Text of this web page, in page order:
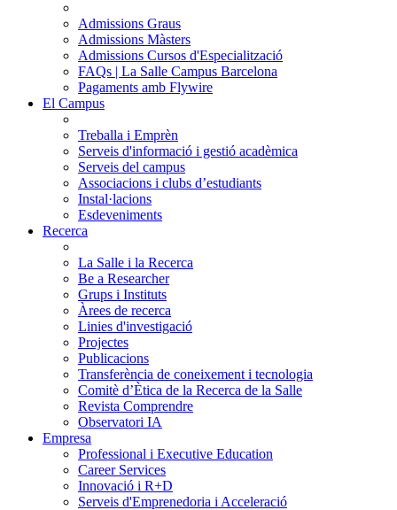
Admissions Graus
Admissions Màsters
Admissions Cursos d'Especialització
FAQs | La Salle Campus Barcelona
Pagaments amb Flywire
El Campus
Treballa i Emprèn
Serveis d'informació i gestió acadèmica
Serveis del campus
Associacions i clubs d’estudiants
Instal·lacions
Esdeveniments
Recerca
La Salle i la Recerca
Be a Researcher
Grups i Instituts
Àrees de recerca
Linies d'investigació
Projectes
Publicacions
Transferència de coneixement i tecnologia
Comitè d’Ètica de la Recerca de la Salle
Revista Comprendre
Observatori IA
Empresa
Professional i Executive Education
Career Services
Innovació i R+D
Serveis d'Emprenedoria i Acceleració